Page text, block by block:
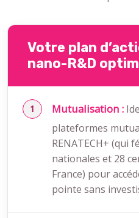
Votre plan
nano-R&D
Mutualisation :
plateformes
RENATECH+ (qui
nationales et 28
France) pour
pointe sans